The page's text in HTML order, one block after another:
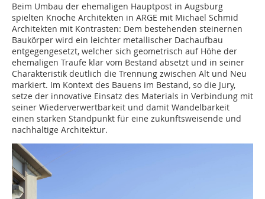
Beim Umbau der ehemaligen Hauptpost in Augsburg
spielten Knoche Architekten in ARGE mit Michael Schmid
Architekten mit Kontrasten: Dem bestehenden steinernen
Baukörper wird ein leichter metallischer Dachaufbau
entgegengesetzt, welcher sich geometrisch auf Höhe der
ehemaligen Traufe klar vom Bestand absetzt und in seiner
Charakteristik deutlich die Trennung zwischen Alt und Neu
markiert. Im Kontext des Bauens im Bestand, so die Jury,
setze der innovative Einsatz des Materials in Verbindung mit
seiner Wiederverwertbarkeit und damit Wandelbarkeit
einen starken Standpunkt für eine zukunftsweisende und
nachhaltige Architektur.